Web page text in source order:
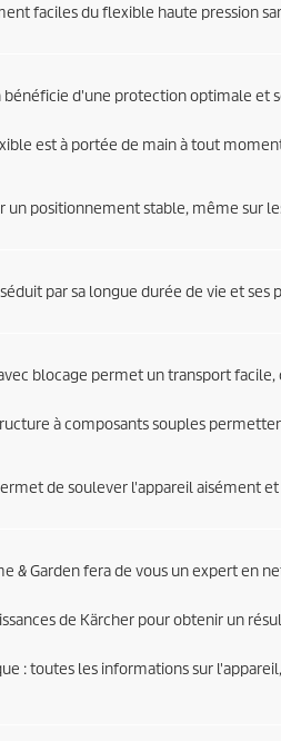
faciles du flexible haute pression
d'une protection optimale et
est à portée de main à tout
un positionnement stable, même sur
par sa longue durée de vie et ses
blocage permet un transport
à composants souples
de soulever l'appareil aisément
& Garden fera de vous un expert en
de Kärcher pour obtenir un
: toutes les informations sur